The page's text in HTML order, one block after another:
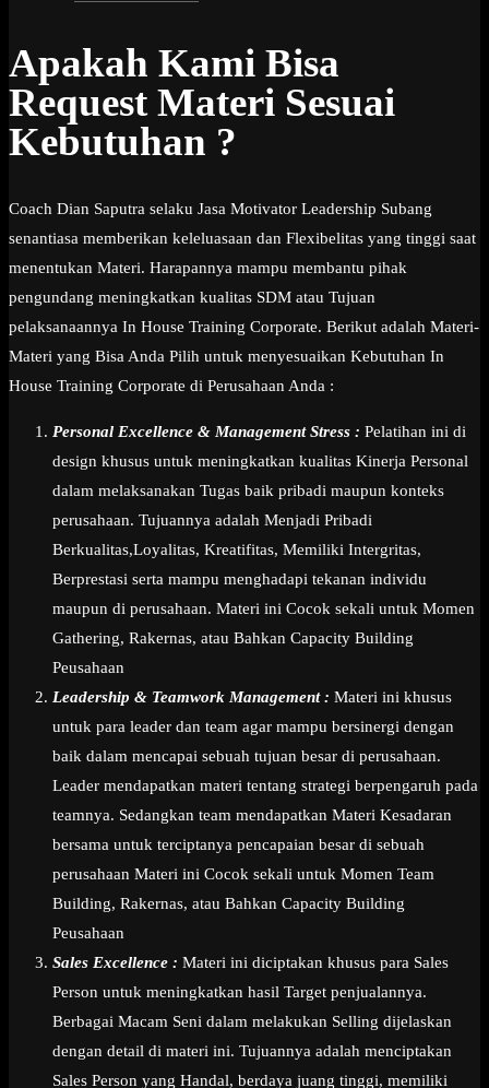
Apakah Kami Bisa
Request Materi Sesuai
Kebutuhan ?
Coach Dian Saputra selaku Jasa Motivator Leadership Subang
senantiasa memberikan keleluasaan dan Flexibelitas yang tinggi saat
menentukan Materi. Harapannya mampu membantu pihak
pengundang meningkatkan kualitas SDM atau Tujuan
pelaksanaannya In House Training Corporate. Berikut adalah Materi-
Materi yang Bisa Anda Pilih untuk menyesuaikan Kebutuhan In
House Training Corporate di Perusahaan Anda :
Personal Excellence & Management Stress : Pelatihan ini di
design khusus untuk meningkatkan kualitas Kinerja Personal
dalam melaksanakan Tugas baik pribadi maupun konteks
perusahaan. Tujuannya adalah Menjadi Pribadi
Berkualitas,Loyalitas, Kreatifitas, Memiliki Intergritas,
Berprestasi serta mampu menghadapi tekanan individu
maupun di perusahaan. Materi ini Cocok sekali untuk Momen
Gathering, Rakernas, atau Bahkan Capacity Building
Peusahaan
Leadership & Teamwork Management : Materi ini khusus
untuk para leader dan team agar mampu bersinergi dengan
baik dalam mencapai sebuah tujuan besar di perusahaan.
Leader mendapatkan materi tentang strategi berpengaruh pada
teamnya. Sedangkan team mendapatkan Materi Kesadaran
bersama untuk terciptanya pencapaian besar di sebuah
perusahaan Materi ini Cocok sekali untuk Momen Team
Building, Rakernas, atau Bahkan Capacity Building
Peusahaan
Sales Excellence : Materi ini diciptakan khusus para Sales
Person untuk meningkatkan hasil Target penjualannya.
Berbagai Macam Seni dalam melakukan Selling dijelaskan
dengan detail di materi ini. Tujuannya adalah menciptakan
Sales Person yang Handal, berdaya juang tinggi, memiliki